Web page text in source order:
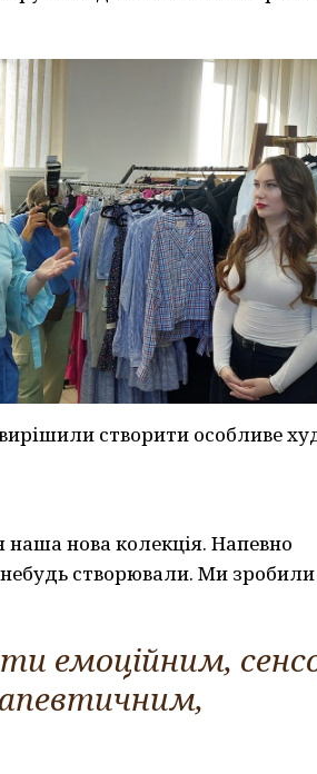
створити особливе
наша нова колекція. Напевно
створювали. Ми
емоційним,